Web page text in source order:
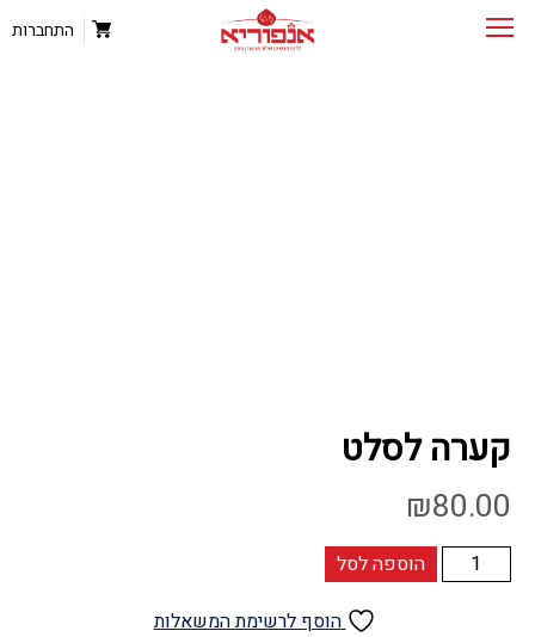
התחברות
קערה לסלט
₪80.00
כמות
של
הוספה לסל
הוסף לרשימת המשאלות